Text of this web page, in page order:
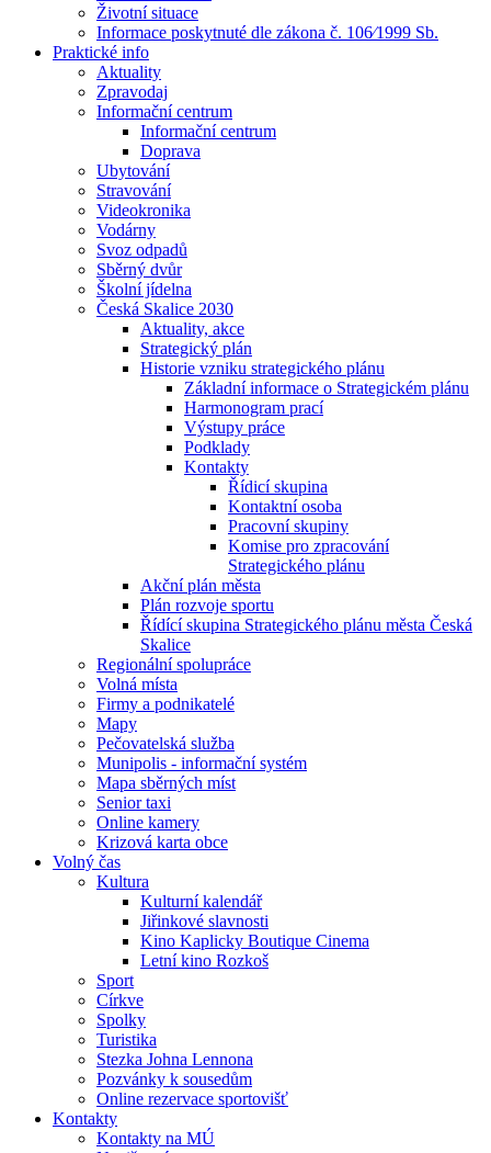
Životní situace
Informace poskytnuté dle zákona č. 106⁄1999 Sb.
Praktické info
Aktuality
Zpravodaj
Informační centrum
Informační centrum
Doprava
Ubytování
Stravování
Videokronika
Vodárny
Svoz odpadů
Sběrný dvůr
Školní jídelna
Česká Skalice 2030
Aktuality, akce
Strategický plán
Historie vzniku strategického plánu
Základní informace o Strategickém plánu
Harmonogram prací
Výstupy práce
Podklady
Kontakty
Řídicí skupina
Kontaktní osoba
Pracovní skupiny
Komise pro zpracování
Strategického plánu
Akční plán města
Plán rozvoje sportu
Řídící skupina Strategického plánu města Česká
Skalice
Regionální spolupráce
Volná místa
Firmy a podnikatelé
Mapy
Pečovatelská služba
Munipolis - informační systém
Mapa sběrných míst
Senior taxi
Online kamery
Krizová karta obce
Volný čas
Kultura
Kulturní kalendář
Jiřinkové slavnosti
Kino Kaplicky Boutique Cinema
Letní kino Rozkoš
Sport
Církve
Spolky
Turistika
Stezka Johna Lennona
Pozvánky k sousedům
Online rezervace sportovišť
Kontakty
Kontakty na MÚ